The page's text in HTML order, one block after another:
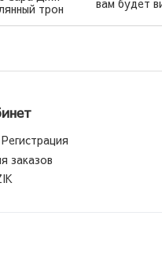
Падари сарватманд,
падари фақир /
заказов